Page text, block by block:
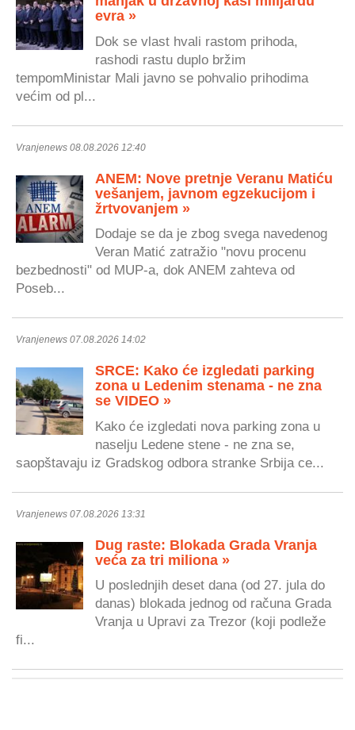
evra »
Dok se vlast hvali rastom prihoda,
rashodi rastu duplo bržim
tempomMinistar Mali javno se pohvalio prihodima
većim od pl...
Vranjenews 08.08.2026 12:40
ANEM: Nove pretnje Veranu Matiću
vešanjem, javnom egzekucijom i
žrtvovanjem »
Dodaje se da je zbog svega navedenog
Veran Matić zatražio "novu procenu
bezbednosti" od MUP-a, dok ANEM zahteva od
Poseb...
Vranjenews 07.08.2026 14:02
SRCE: Kako će izgledati parking
zona u Ledenim stenama - ne zna
se VIDEO »
Kako će izgledati nova parking zona u
naselju Ledene stene - ne zna se,
saopštavaju iz Gradskog odbora stranke Srbija ce...
Vranjenews 07.08.2026 13:31
Dug raste: Blokada Grada Vranja
veća za tri miliona »
U poslednjih deset dana (od 27. jula do
danas) blokada jednog od računa Grada
Vranja u Upravi za Trezor (koji podleže
fi...